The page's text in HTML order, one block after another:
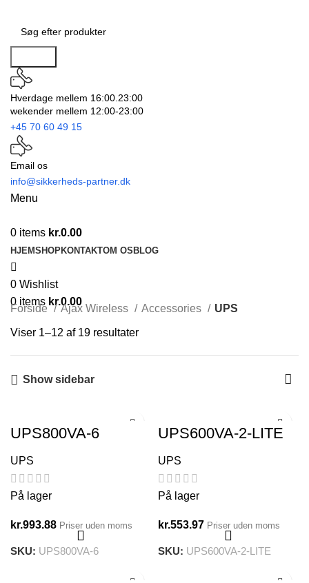
Hverdage mellem 16:00.23:00
wekender mellem 12:00-23:00
+45 70 60 49 15
Email os
info@sikkerheds-partner.dk
Menu
0 items kr.0.00
HJEMSHOPKONTAKTOM OS BLOG
0 Wishlist
0 items kr.0.00
Forside Ajax Wireless Accessories UPS
Viser 1–12 af 19 resultater
Show sidebar
UPS800VA-6
UPS
På lager
kr.993.88 Priser uden moms
SKU: UPS800VA-6
UPS600VA-2-LITE
UPS
På lager
kr.553.97 Priser uden moms
SKU: UPS600VA-2-LITE